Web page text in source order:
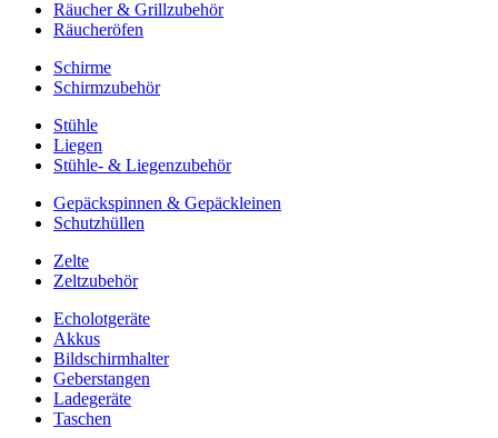
Räucher & Grillzubehör
Räucheröfen
Schirme
Schirmzubehör
Stühle
Liegen
Stühle- & Liegenzubehör
Gepäckspinnen & Gepäckleinen
Schutzhüllen
Zelte
Zeltzubehör
Echolotgeräte
Akkus
Bildschirmhalter
Geberstangen
Ladegeräte
Taschen